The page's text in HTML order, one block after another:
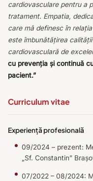
cardiovasculare pentru a
tratament. Empatia,
care mă definesc în
este îmbunătățirea
cardiovasculară de
cu prevenția și continuă
pacient.”
Curriculum vitae
Experiență profesională
09/2024 – prezent:
„Sf. Constantin”
07/2022 – 08/2024: